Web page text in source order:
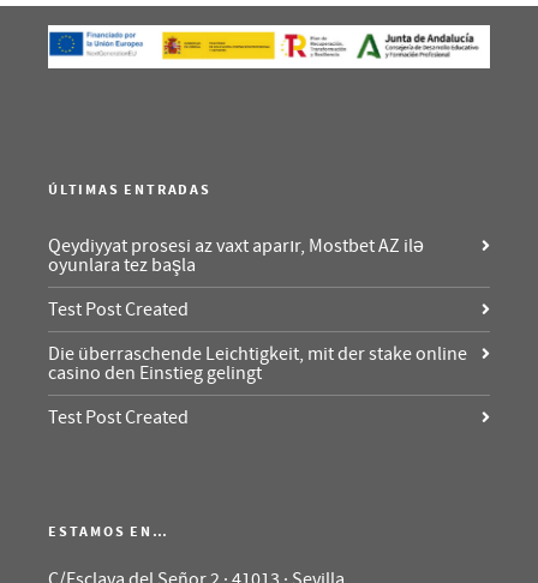
ÚLTIMAS ENTRADAS
Qeydiyyat prosesi az vaxt aparır, Mostbet AZ ilə
oyunlara tez başla
Test Post Created
Die überraschende Leichtigkeit, mit der stake online
casino den Einstieg gelingt
Test Post Created
ESTAMOS EN…